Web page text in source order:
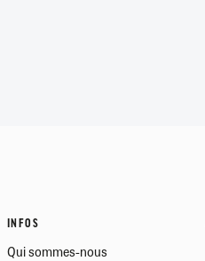
INFOS
Qui sommes-nous